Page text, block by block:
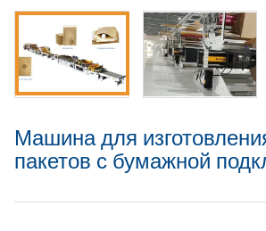
Машина для
пакетов с бумажной